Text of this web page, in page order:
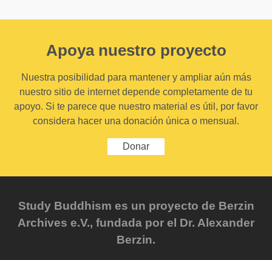
Apoya nuestro proyecto
Nuestra posibilidad para mantener y ampliar aún más
nuestro sitio de internet depende completamente de tu
apoyo. Si te parece que nuestro material es útil, por favor
considera hacer una donación única o mensual.
Donar
Study Buddhism es un proyecto de Berzin
Archives e.V., fundada por el Dr. Alexander
Berzin.